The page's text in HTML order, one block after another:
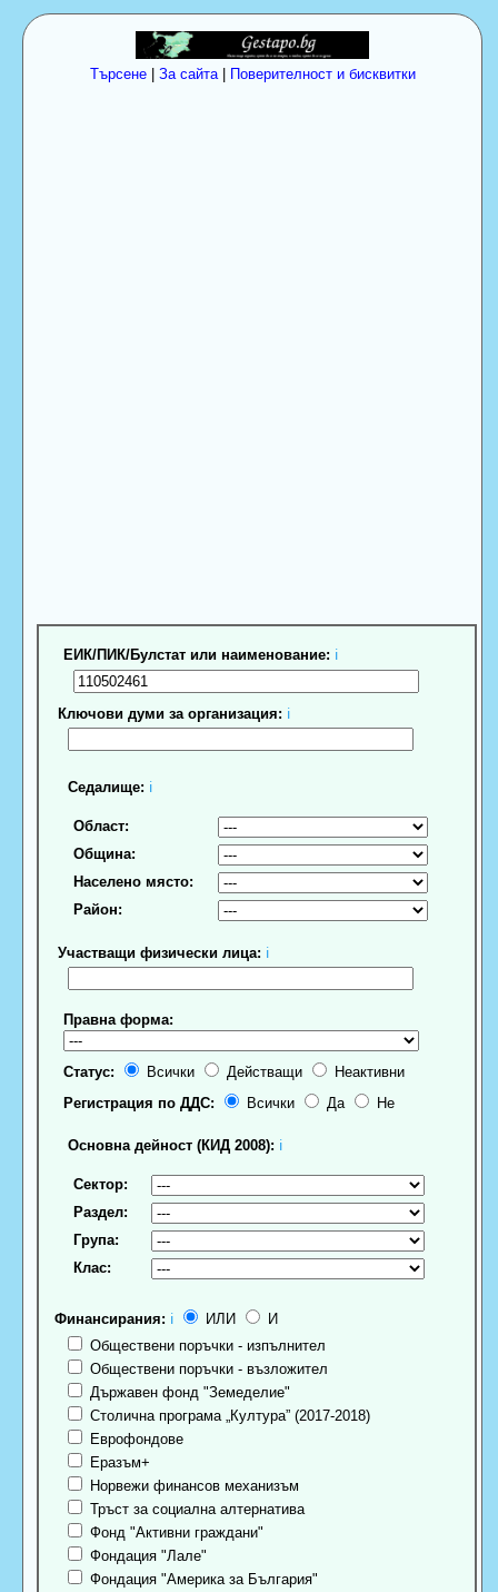
Търсене| За сайта| Поверителност и бисквитки
ЕИК/ПИК/Булстат или наименование: ℹ
Ключови думи за организация: ℹ
Седалище: ℹ
Област:
Община:
Населено място:
Район:
Участващи физически лица: ℹ
Правна форма:
Статус: Всички Действащи
Неактивни
Регистрация по ДДС:
Всички Да Не
Основна дейност (КИД 2008): ℹ
Сектор:
Раздел:
Група:
Клас:
Финансирания: ℹ ИЛИ
И
Обществени поръчки - изпълнител
Обществени поръчки - възложител
Държавен фонд "Земеделие"
Столична програма „Култура” (2017-2018)
Еврофондове
Еразъм+
Норвежи финансов механизъм
Тръст за социална алтернатива
Фонд "Активни граждани"
Фондация "Лале"
Фондация "Америка за България"